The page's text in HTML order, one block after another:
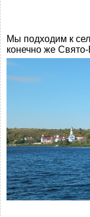
Мы подходим к
конечно же